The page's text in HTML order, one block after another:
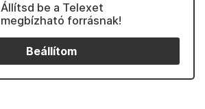
Állítsd be a Telexet
megbízható forrásnak!
Beállítom